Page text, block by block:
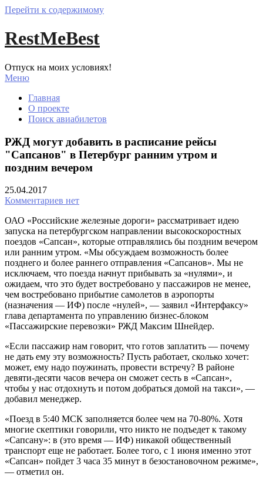
Перейти к содержимому
RestMeBest
Отпуск на моих условиях!
Меню
Главная
О проекте
Поиск авиабилетов
РЖД могут добавить в расписание рейсы
"Сапсанов" в Петербург ранним утром и
поздним вечером
25.04.2017
Комментариев нет
ОАО «Российские железные дороги» рассматривает идею
запуска на петербургском направлении высокоскоростных
поездов «Сапсан», которые отправлялись бы поздним вечером
или ранним утром. «Мы обсуждаем возможность более
позднего и более раннего отправления «Сапсанов». Мы не
исключаем, что поезда начнут прибывать за «нулями», и
ожидаем, что это будет востребовано у пассажиров не менее,
чем востребовано прибытие самолетов в аэропорты
(назначения — ИФ) после «нулей», — заявил «Интерфаксу»
глава департамента по управлению бизнес-блоком
«Пассажирские перевозки» РЖД Максим Шнейдер.
«Если пассажир нам говорит, что готов заплатить — почему
не дать ему эту возможность? Пусть работает, сколько хочет:
может, ему надо поужинать, провести встречу? В районе
девяти-десяти часов вечера он сможет сесть в «Сапсан»,
чтобы у нас отдохнуть и потом добраться домой на такси», —
добавил менеджер.
«Поезд в 5:40 МСК заполняется более чем на 70-80%. Хотя
многие скептики говорили, что никто не подъедет к такому
«Сапсану»: в (это время — ИФ) никакой общественный
транспорт еще не работает. Более того, с 1 июня именно этот
«Сапсан» пойдет 3 часа 35 минут в безостановочном режиме»,
— отметил он.